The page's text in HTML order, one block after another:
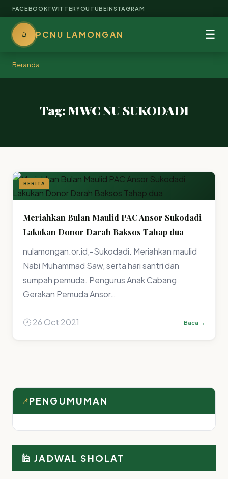
FACEBOOKTWITTERYOUTUBEINSTAGRAM
ن PCNU LAMONGAN ☰
Beranda
Tag: MWC NU SUKODADI
BERITA
Meriahkan Bulan Maulid PAC Ansor Sukodadi
Lakukan Donor Darah Baksos Tahap dua
nulamongan.or.id,-Sukodadi. Meriahkan maulid
Nabi Muhammad Saw, serta hari santri dan
sumpah pemuda. Pengurus Anak Cabang
Gerakan Pemuda Ansor…
🕐 26 Oct 2021 Baca →
📌PENGUMUMAN
🕌 JADWAL SHOLAT